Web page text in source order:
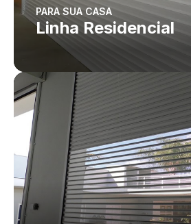
PARA SUA CASA
Linha Residencial